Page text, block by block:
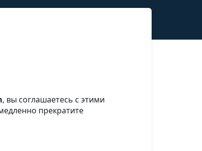
, вы соглашаетесь с этими
прекратите